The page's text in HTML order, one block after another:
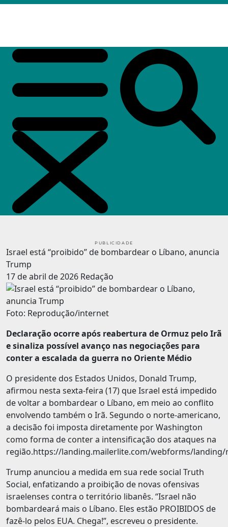
PUBLICIDADE
Israel está “proibido” de bombardear o Líbano, anuncia
Trump
17 de abril de 2026 Redação
Foto: Reprodução/internet
Declaração ocorre após reabertura de Ormuz pelo Irã
e sinaliza possível avanço nas negociações para
conter a escalada da guerra no Oriente Médio
O presidente dos Estados Unidos, Donald Trump,
afirmou nesta sexta-feira (17) que Israel está impedido
de voltar a bombardear o Líbano, em meio ao conflito
envolvendo também o Irã. Segundo o norte-americano,
a decisão foi imposta diretamente por Washington
como forma de conter a intensificação dos ataques na
região.https://landing.mailerlite.com/webforms/landing/
Trump anunciou a medida em sua rede social Truth
Social, enfatizando a proibição de novas ofensivas
israelenses contra o território libanês. “Israel não
bombardeará mais o Líbano. Eles estão PROIBIDOS de
fazê-lo pelos EUA. Chega!”, escreveu o presidente.